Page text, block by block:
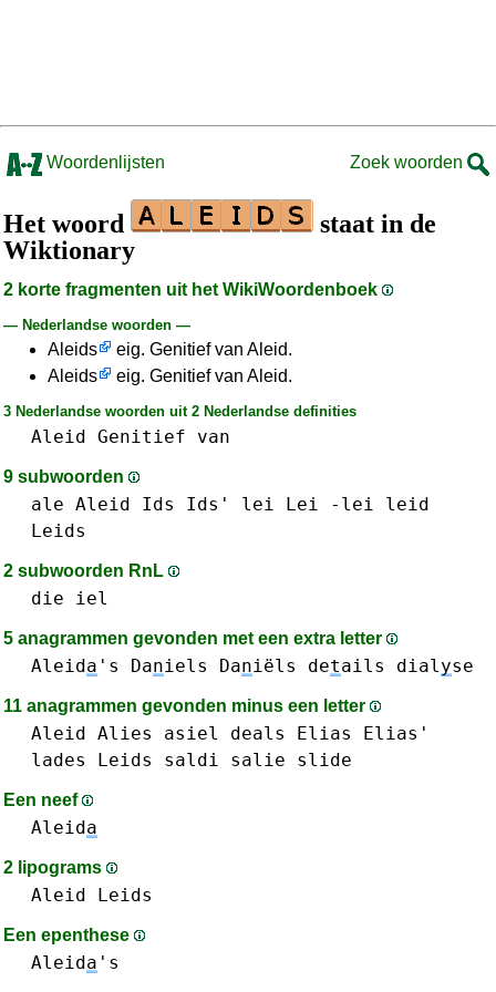
Woordenlijsten Zoek woorden
Het woord
staat in de
Wiktionary
2 korte fragmenten uit het WikiWoordenboek
— Nederlandse woorden —
Aleids
eig. Genitief van Aleid.
Aleids
eig. Genitief van Aleid.
3 Nederlandse woorden uit 2 Nederlandse definities
Aleid Genitief van
9 subwoorden
ale Aleid Ids Ids' lei Lei -lei
leid
Leids
2 subwoorden RnL
die iel
5 anagrammen gevonden met een extra letter
Aleida 's Daniels Daniëls details dialyse
11 anagrammen gevonden minus een letter
Aleid Alies asiel deals
Elias Elias'
lades
Leids saldi salie slide
Een neef
Aleida
2 lipograms
Aleid Leids
Een epenthese
Aleida 's